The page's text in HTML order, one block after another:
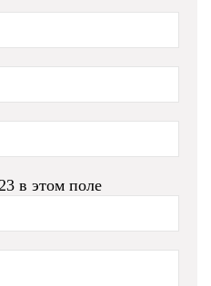
в этом поле